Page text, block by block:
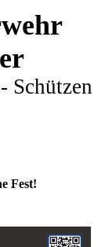
Schützen
Fest!